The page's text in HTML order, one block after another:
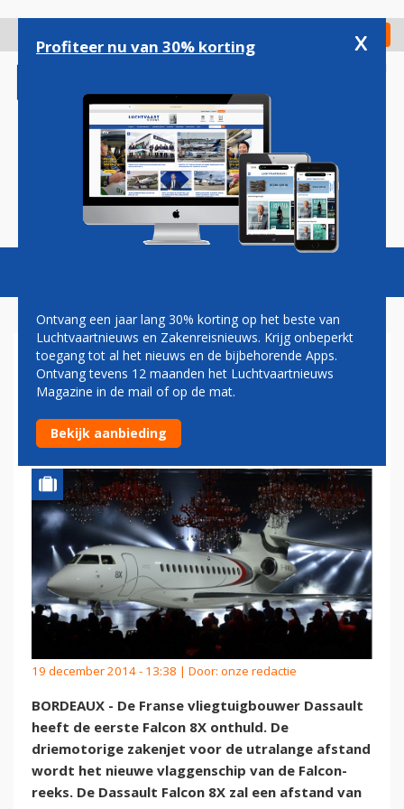
gaan
Check in
Magazine Podcasts Vacatures
DASSAULT PRESENTEERT
NIEUW VLAGGENSCHIP: DE
FALCON 8X
19 december 2014 - 13:38 | Door: onze redactie
BORDEAUX - De Franse vliegtuigbouwer Dassault
heeft de eerste Falcon 8X onthuld. De
driemotorige zakenjet voor de utralange afstand
wordt het nieuwe vlaggenschip van de Falcon-
reeks. De Dassault Falcon 8X zal een afstand van
Profiteer nu van 30% korting x
Ontvang een jaar lang 30% korting op het beste van
Luchtvaartnieuws en Zakenreisnieuws. Krijg onbeperkt
toegang tot al het nieuws en de bijbehorende Apps.
Ontvang tevens 12 maanden het Luchtvaartnieuws
Magazine in de mail of op de mat.
Bekijk aanbieding